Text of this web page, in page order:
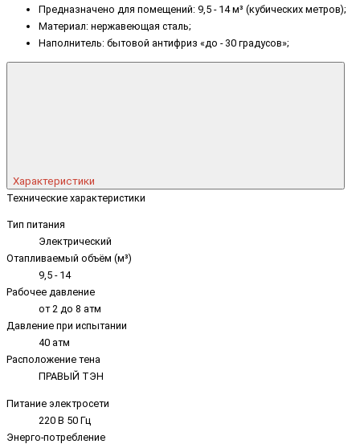
Предназначено для помещений: 9,5 - 14 м³ (кубических метров);
Материал: нержавеющая сталь;
Наполнитель: бытовой антифриз «до - 30 градусов»;
Характеристики
Технические характеристики
Тип питания
Электрический
Отапливаемый объём (м³)
9,5 - 14
Рабочее давление
от 2 до 8 атм
Давление при испытании
40 атм
Расположение тена
ПРАВЫЙ ТЭН
Питание электросети
220 В 50 Гц
Энерго-потребление